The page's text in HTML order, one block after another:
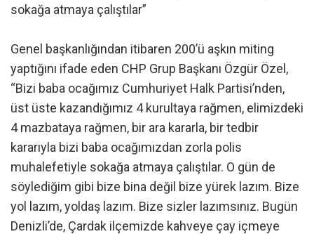
sokağa atmaya çalıştılar”
Genel başkanlığından itibaren 200’ü aşkın miting
yaptığını ifade eden CHP Grup Başkanı Özgür Özel,
“Bizi baba ocağımız Cumhuriyet Halk Partisi’nden,
üst üste kazandığımız 4 kurultaya rağmen, elimizdeki
4 mazbataya rağmen, bir ara kararla, bir tedbir
kararıyla bizi baba ocağımızdan zorla polis
muhalefetiyle sokağa atmaya çalıştılar. O gün de
söylediğim gibi bize bina değil bize yürek lazım. Bize
yol lazım, yoldaş lazım. Bize sizler lazımsınız. Bugün
Denizli’de, Çardak ilçemizde kahveye çay içmeye